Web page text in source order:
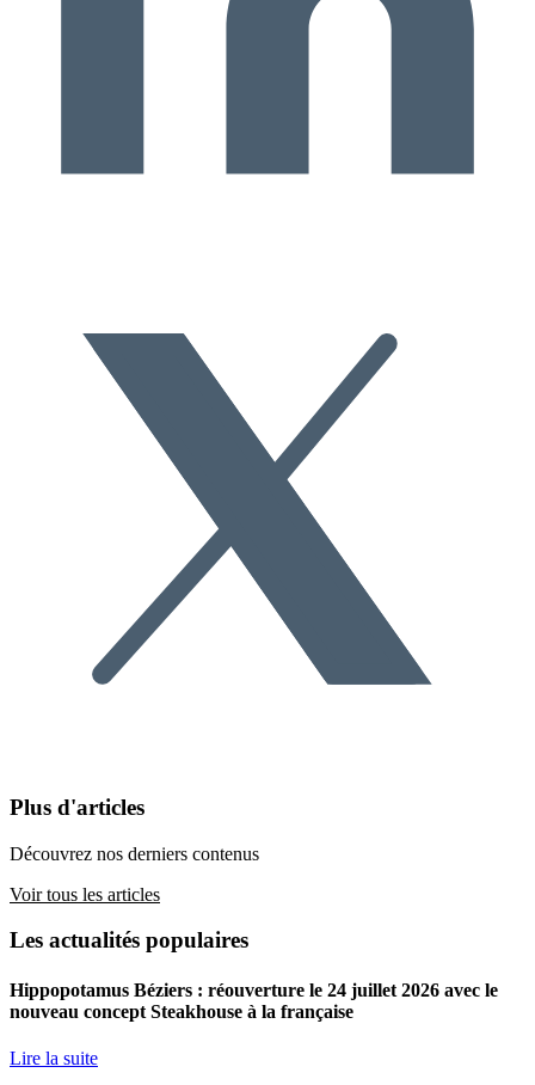
Plus d'articles
Découvrez nos derniers contenus
Voir tous les articles
Les actualités populaires
Hippopotamus Béziers : réouverture le 24 juillet 2026 avec le
nouveau concept Steakhouse à la française
Lire la suite